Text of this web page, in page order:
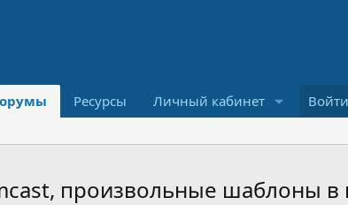
Ресурсы Личный кабинет Войти
произвольные шаблоны в